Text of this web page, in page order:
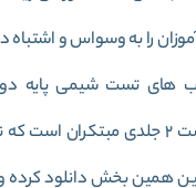
را به وسواس و اشتباه
های تست شیمی پایه
همین بخش دانلود کرده